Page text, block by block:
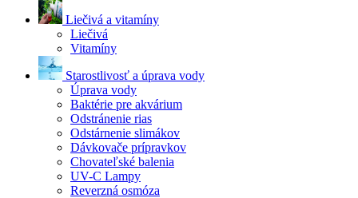
Liečivá a vitamíny
Liečivá
Vitamíny
Starostlivosť a úprava vody
Úprava vody
Baktérie pre akvárium
Odstránenie rias
Odstárnenie slimákov
Dávkovače prípravkov
Chovateľské balenia
UV-C Lampy
Reverzná osmóza